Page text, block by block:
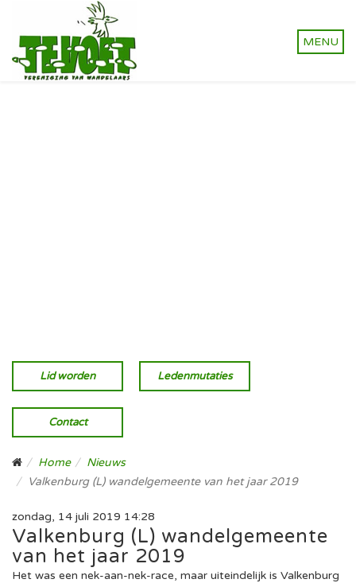
Lid worden Ledenmutaties
Contact
Home
Nieuws
Valkenburg (L) wandelgemeente van het jaar 2019
zondag, 14 juli 2019 14:28
Valkenburg (L) wandelgemeente
van het jaar 2019
Het was een nek-aan-nek-race, maar uiteindelijk is Valkenburg